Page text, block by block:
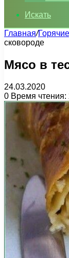
Искать
Главная/
сковороде
Мясо в
24.03.2020
0 Время чтения: